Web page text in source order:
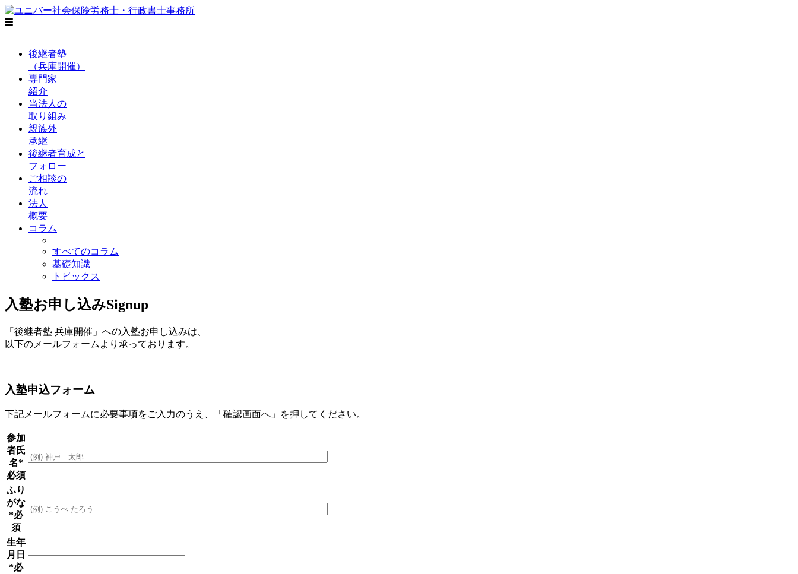
後継者塾
（兵庫開催）
専門家
紹介
当法人の
取り組み
親族外
承継
後継者育成と
フォロー
ご相談の
流れ
法人
概要
コラム
すべてのコラム
基礎知識
トピックス
入塾お申し込みSignup
「後継者塾 兵庫開催」への入塾お申し込みは、
以下のメールフォームより承っております。
入塾申込フォーム
下記メールフォームに必要事項をご入力のうえ、「確認画面へ」を押してください。
参加
者氏
名*
必須
ふり
がな
*必
須
生年
月日
*必